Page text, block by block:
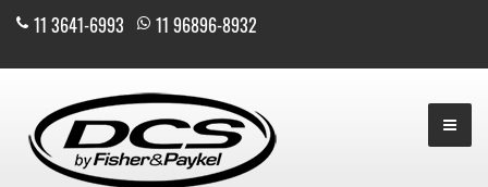
11 3641-6993 11 96896-8932